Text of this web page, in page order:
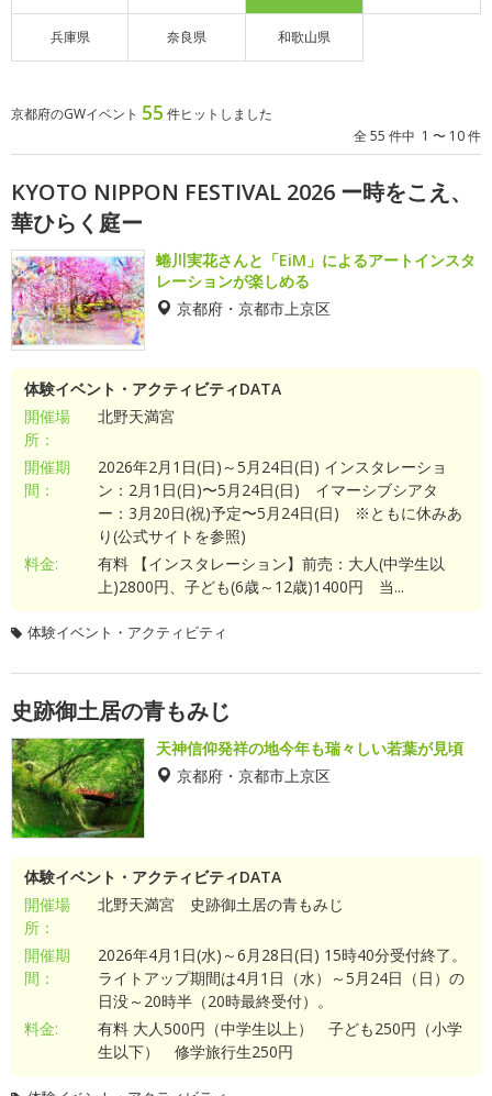
兵庫県 奈良県 和歌山県
京都府のGWイベント 55 件ヒットしました
全 55 件中 1 〜 10 件
KYOTO NIPPON FESTIVAL 2026 ー時をこえ、
華ひらく庭ー
蜷川実花さんと「EiM」によるアートインスタ
レーションが楽しめる
京都府・京都市上京区
体験イベント・アクティビティDATA
開催場
所：
北野天満宮
開催期
間：
2026年2月1日(日)～5月24日(日) インスタレーショ
ン：2月1日(日)〜5月24日(日) イマーシブシアタ
ー：3月20日(祝)予定〜5月24日(日) ※ともに休みあ
り(公式サイトを参照)
料金:
有料 【インスタレーション】前売：大人(中学生以
上)2800円、子ども(6歳～12歳)1400円 当...
体験イベント・アクティビティ
史跡御土居の青もみじ
天神信仰発祥の地今年も瑞々しい若葉が見頃
京都府・京都市上京区
体験イベント・アクティビティDATA
開催場
所：
北野天満宮 史跡御土居の青もみじ
開催期
間：
2026年4月1日(水)～6月28日(日) 15時40分受付終了。
ライトアップ期間は4月1日（水）～5月24日（日）の
日没～20時半（20時最終受付）。
料金:
有料 大人500円（中学生以上） 子ども250円（小学
生以下） 修学旅行生250円